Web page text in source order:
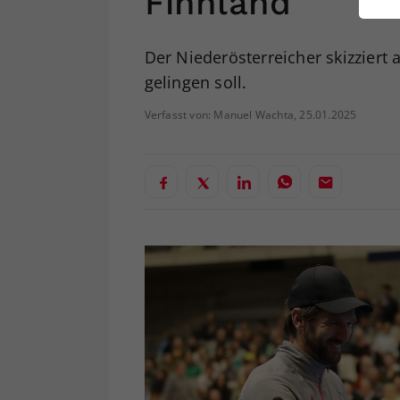
Der Niederösterreicher skizziert
gelingen soll.
Verfasst von: Manuel Wachta, 25.01.2025